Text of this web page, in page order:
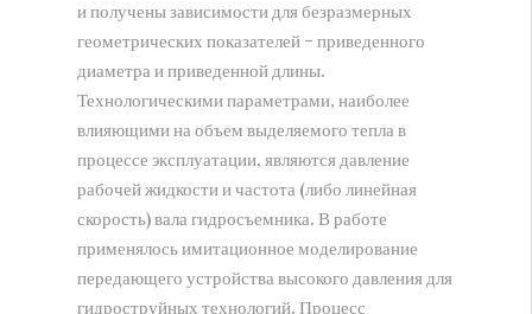
и получены зависимости для безразмерных
геометрических показателей – приведенного
диаметра и приведенной длины.
Технологическими параметрами, наиболее
влияющими на объем выделяемого тепла в
процессе эксплуатации, являются давление
рабочей жидкости и частота (либо линейная
скорость) вала гидросъемника. В работе
применялось имитационное моделирование
передающего устройства высокого давления для
гидроструйных технологий. Процесс